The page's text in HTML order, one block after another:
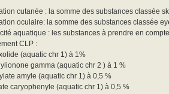
cutanée : la somme des substances classée
oculaire: la somme des substances classée
aquatique : les substances à prendre en
CLP :
(aquatic chr 1) à 1%
gamma (aquatic chr 2 ) à 1 %
amyle (aquatic chr 1) à 0,5 %
caryophenyle (aquatic chr 1) à 0,5 %